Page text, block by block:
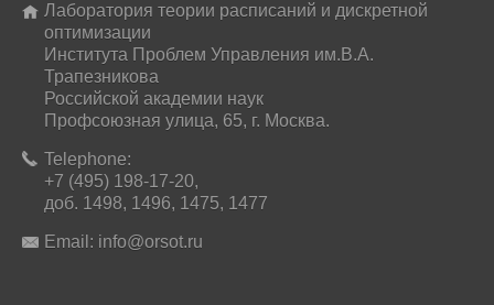
Лаборатория теории расписаний и дискретной
оптимизации
Института Проблем Управления им.В.А.
Трапезникова
Российской академии наук
Профсоюзная улица, 65, г. Москва.
Telephone:
+7 (495) 198-17-20,
доб. 1498, 1496, 1475, 1477
Email: info@orsot.ru